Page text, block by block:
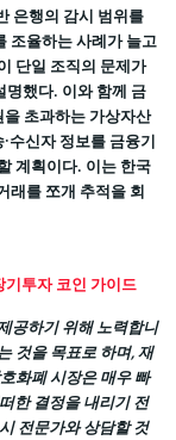
은행의 감시 범위를
조율하는 사례가 늘고
단일 조직의 문제가
명했다. 이와 함께 금
초과하는 가상자산
수신자 정보를 금융기
계획이다. 이는 한국
래를 쪼개 추적을 회
기투자 코인 가이드
공하기 위해 노력합니
것을 목표로 하며, 재
화폐 시장은 매우 빠
한 결정을 내리기 전
전문가와 상담할 것